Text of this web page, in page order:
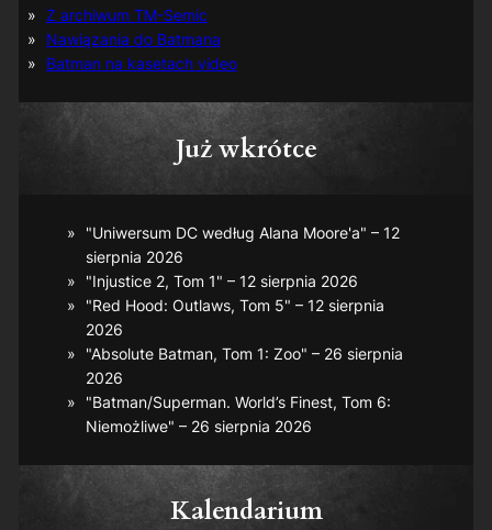
Z archiwum TM-Semic
Nawiązania do Batmana
Batman na kasetach video
Już wkrótce
"Uniwersum DC według Alana Moore'a" – 12
sierpnia 2026
"Injustice 2, Tom 1" – 12 sierpnia 2026
"Red Hood: Outlaws, Tom 5" – 12 sierpnia
2026
"Absolute Batman, Tom 1: Zoo" – 26 sierpnia
2026
"Batman/Superman. World’s Finest, Tom 6:
Niemożliwe" – 26 sierpnia 2026
Kalendarium